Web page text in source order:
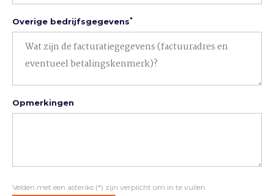
Overige bedrijfsgegevens*
Opmerkingen
Velden met een asteriks (*) zijn verplicht om in te vullen